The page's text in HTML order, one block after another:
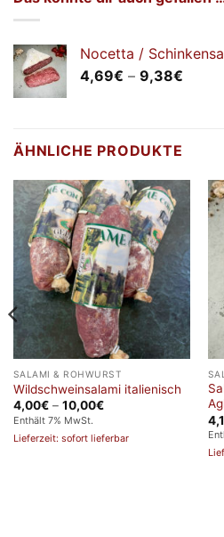
Nocetta /
4,69€ – 9,38€
ÄHNLICHE PRODUKTE
SALAMI & ROHWURST
Wildschweinsalami italienisch
4,00€ – 10,00€Preisspanne:
10,00€
Enthält 7% MwSt.
Lieferzeit: sofort lieferbar